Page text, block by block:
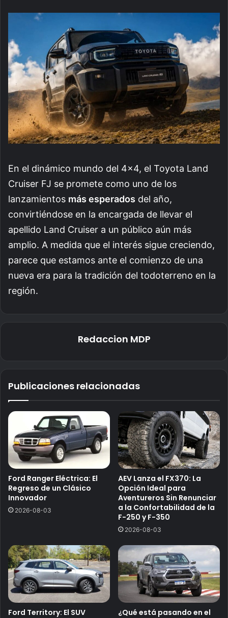
En el dinámico mundo del 4×4, el Toyota Land
Cruiser FJ se promete como uno de los
lanzamientos más esperados del año,
convirtiéndose en la encargada de llevar el
apellido Land Cruiser a un público aún más
amplio. A medida que el interés sigue creciendo,
parece que estamos ante el comienzo de una
nueva era para la tradición del todoterreno en la
región.
Redaccion MDP
Publicaciones relacionadas
Ford Ranger Eléctrica: El
Regreso de un Clásico
Innovador
2026-08-03
AEV Lanza el FX370: La
Opción Ideal para
Aventureros Sin Renunciar
a la Confortabilidad de la
F-250 y F-350
2026-08-03
Ford Territory: El SUV
¿Qué está pasando en el